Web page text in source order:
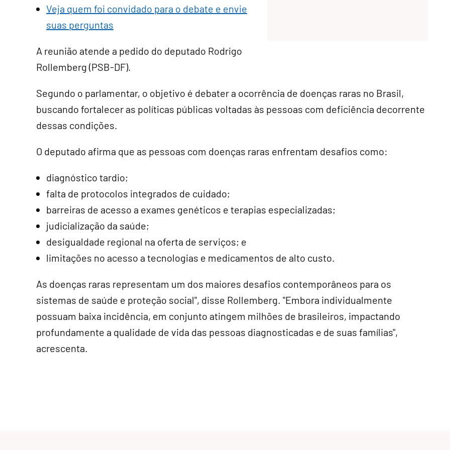
Veja quem foi convidado para o debate e envie
suas perguntas
A reunião atende a pedido do deputado Rodrigo
Rollemberg (PSB-DF).
Segundo o parlamentar, o objetivo é debater a ocorrência de doenças raras no Brasil,
buscando fortalecer as políticas públicas voltadas às pessoas com deficiência decorrente
dessas condições.
O deputado afirma que as pessoas com doenças raras enfrentam desafios como:
diagnóstico tardio;
falta de protocolos integrados de cuidado;
barreiras de acesso a exames genéticos e terapias especializadas;
judicialização da saúde;
desigualdade regional na oferta de serviços; e
limitações no acesso a tecnologias e medicamentos de alto custo.
As doenças raras representam um dos maiores desafios contemporâneos para os
sistemas de saúde e proteção social", disse Rollemberg. "Embora individualmente
possuam baixa incidência, em conjunto atingem milhões de brasileiros, impactando
profundamente a qualidade de vida das pessoas diagnosticadas e de suas famílias",
acrescenta.